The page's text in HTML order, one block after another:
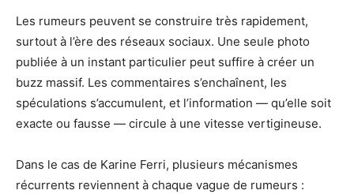
Les rumeurs peuvent se construire très rapidement,
surtout à l’ère des réseaux sociaux. Une seule photo
publiée à un instant particulier peut suffire à créer un
buzz massif. Les commentaires s’enchaînent, les
spéculations s’accumulent, et l’information — qu’elle soit
exacte ou fausse — circule à une vitesse vertigineuse.
Dans le cas de Karine Ferri, plusieurs mécanismes
récurrents reviennent à chaque vague de rumeurs :